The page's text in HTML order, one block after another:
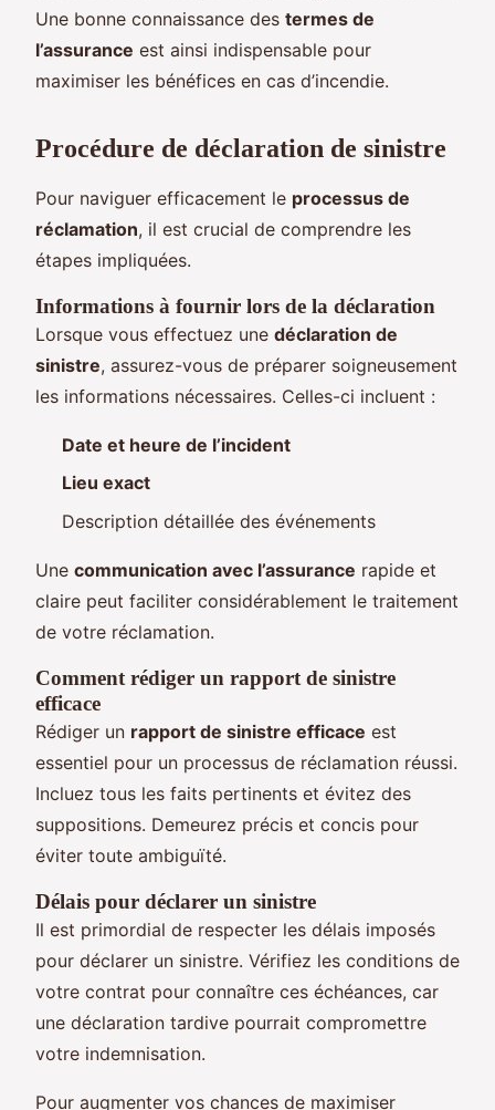
Une bonne connaissance des termes de
l’assurance est ainsi indispensable pour
maximiser les bénéfices en cas d’incendie.
Procédure de déclaration de sinistre
Pour naviguer efficacement le processus de
réclamation, il est crucial de comprendre les
étapes impliquées.
Informations à fournir lors de la déclaration
Lorsque vous effectuez une déclaration de
sinistre, assurez-vous de préparer soigneusement
les informations nécessaires. Celles-ci incluent :
Date et heure de l’incident
Lieu exact
Description détaillée des événements
Une communication avec l’assurance rapide et
claire peut faciliter considérablement le traitement
de votre réclamation.
Comment rédiger un rapport de sinistre
efficace
Rédiger un rapport de sinistre efficace est
essentiel pour un processus de réclamation réussi.
Incluez tous les faits pertinents et évitez des
suppositions. Demeurez précis et concis pour
éviter toute ambiguïté.
Délais pour déclarer un sinistre
Il est primordial de respecter les délais imposés
pour déclarer un sinistre. Vérifiez les conditions de
votre contrat pour connaître ces échéances, car
une déclaration tardive pourrait compromettre
votre indemnisation.
Pour augmenter vos chances de maximiser